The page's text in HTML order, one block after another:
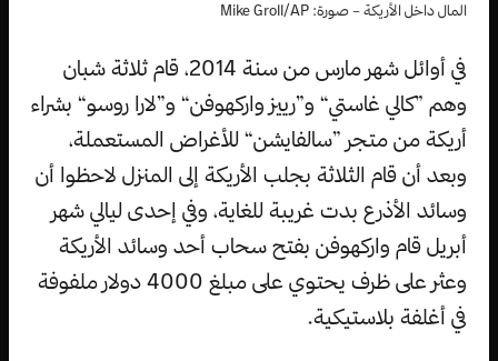
المال داخل الأريكة – صورة: Mike Groll/AP
في أوائل شهر مارس من سنة 2014، قام ثلاثة شبان
وهم ”كالي غاستي“ و”رييز واركهوفن“ و”لارا روسو“ بشراء
أريكة من متجر ”سالفايشن“ للأغراض المستعملة،
وبعد أن قام الثلاثة بجلب الأريكة إلى المنزل لاحظوا أن
وسائد الأذرع بدت غريبة للغاية، وفي إحدى ليالي شهر
أبريل قام واركهوفن بفتح سحاب أحد وسائد الأريكة
وعثر على ظرف يحتوي على مبلغ 4000 دولار ملفوفة
في أغلفة بلاستيكية.